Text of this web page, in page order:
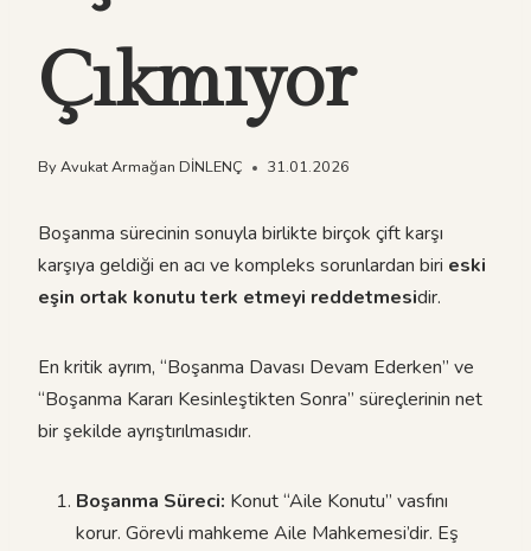
Çıkmıyor
ByAvukat Armağan DİNLENÇ 31.01.2026
Boşanma sürecinin sonuyla birlikte birçok çift karşı
karşıya geldiği en acı ve kompleks sorunlardan biri eski
eşin ortak konutu terk etmeyi reddetmesidir.
En kritik ayrım, “Boşanma Davası Devam Ederken” ve
“Boşanma Kararı Kesinleştikten Sonra” süreçlerinin net
bir şekilde ayrıştırılmasıdır.
Boşanma Süreci: Konut “Aile Konutu” vasfını
korur. Görevli mahkeme Aile Mahkemesi’dir. Eş